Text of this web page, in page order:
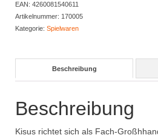
EAN: 4260081540611
Artikelnummer: 170005
Kategorie: Spielwaren
Beschreibung
Beschreibung
Kisus richtet sich als Fach-